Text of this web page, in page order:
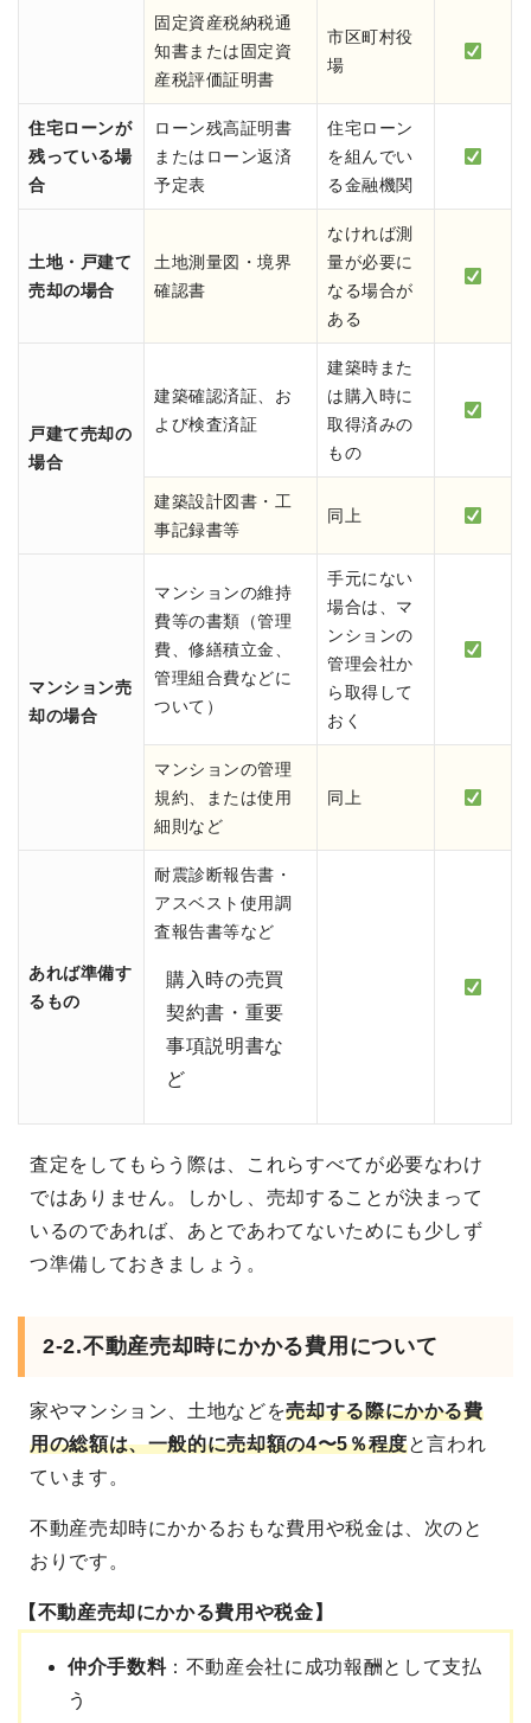
固定資産税納税通
知書または固定資
産税評価証明書
市区町村役
場
住宅ローンが
残っている場
合
ローン残高証明書
またはローン返済
予定表
住宅ローン
を組んでい
る金融機関
土地・戸建て
売却の場合
土地測量図・境界
確認書
なければ測
量が必要に
なる場合が
ある
戸建て売却の
場合
建築確認済証、お
よび検査済証
建築時また
は購入時に
取得済みの
もの
建築設計図書・工
事記録書等
同上
マンション売
却の場合
マンションの維持
費等の書類（管理
費、修繕積立金、
管理組合費などに
ついて）
手元にない
場合は、マ
ンションの
管理会社か
ら取得して
おく
マンションの管理
規約、または使用
細則など
同上
あれば準備す
るもの
耐震診断報告書・
アスベスト使用調
査報告書等など
購入時の売買
契約書・重要
事項説明書な
ど
査定をしてもらう際は、これらすべてが必要なわけ
ではありません。しかし、売却することが決まって
いるのであれば、あとであわてないためにも少しず
つ準備しておきましょう。
2-2.不動産売却時にかかる費用について
家やマンション、土地などを売却する際にかかる費
用の総額は、一般的に売却額の4〜5％程度と言われ
ています。
不動産売却時にかかるおもな費用や税金は、次のと
おりです。
【不動産売却にかかる費用や税金】
仲介手数料：不動産会社に成功報酬として支払
う